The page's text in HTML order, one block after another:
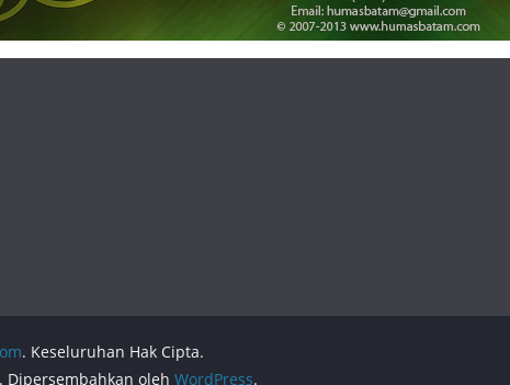
. Keseluruhan Hak Cipta.
Dipersembahkan oleh WordPress.